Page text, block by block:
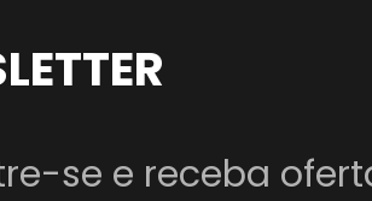
se e receba